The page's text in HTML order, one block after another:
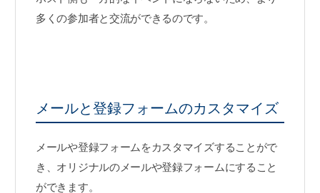
多くの参加者と交流ができるのです。
メールと登録フォームのカスタマイズ
メールや登録フォームをカスタマイズすることがで
き、オリジナルのメールや登録フォームにすること
ができます。